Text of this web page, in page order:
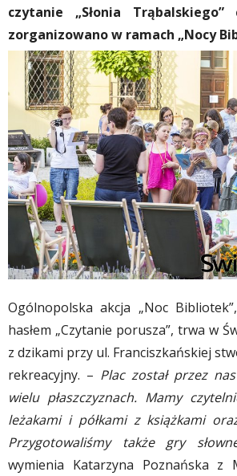
czytanie „Słonia
zorganizowano w ramach „Nocy
Ogólnopolska akcja „Noc
hasłem „Czytanie porusza”, trwa w
z dzikami przy ul. Franciszkańskiej
rekreacyjny. – Plac został przez
wielu płaszczyznach. Mamy
leżakami i półkami z książkami
Przygotowaliśmy także gry
wymienia Katarzyna Poznańska z